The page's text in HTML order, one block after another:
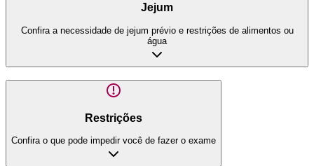
Jejum
Confira a necessidade de jejum prévio e restrições de alimentos ou
água
Restrições
Confira o que pode impedir você de fazer o exame